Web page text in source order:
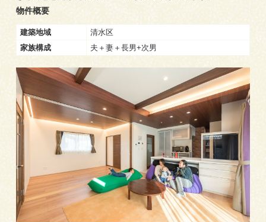
来場予約 お問い合わせ
建築地域
清水区
家族構成
夫＋妻＋長男+次男